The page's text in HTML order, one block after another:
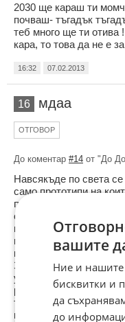
2030 ще караш ти
почваш- тъгадък
теб много ще ти отива
кара, то това да не е
16:32 07.02.2013
16 мдаа
ОТГОВОР
До коментар #14 от "До
Навсякъде по света
само прототипи на
производството,
от вчера! За R8 Е-tron
произведат до 2012 г.
производството му е
което според някои
Защото са много
увърта около Тесла и
разработката на
толкова време
на електромобил – за
вашите
Ние и нашите
бисквитки и
да
до